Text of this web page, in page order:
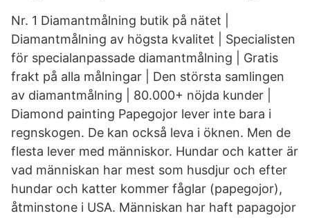
Nr. 1 Diamantmålning butik på nätet |
Diamantmålning av högsta kvalitet | Specialisten
för specialanpassade diamantmålning | Gratis
frakt på alla målningar | Den största samlingen
av diamantmålning | 80.000+ nöjda kunder |
Diamond painting Papegojor lever inte bara i
regnskogen. De kan också leva i öknen. Men de
flesta lever med människor. Hundar och katter är
vad människan har mest som husdjur och efter
hundar och katter kommer fåglar (papegojor),
åtminstone i USA. Människan har haft papagojor